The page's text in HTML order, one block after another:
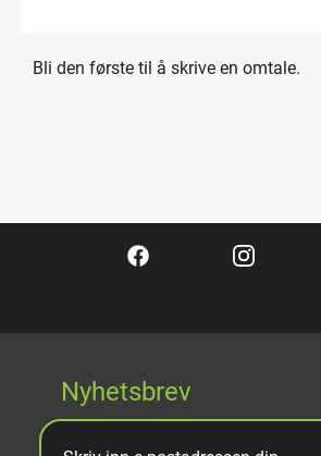
Bli den første til å skrive en omtale.
Nyhetsbrev